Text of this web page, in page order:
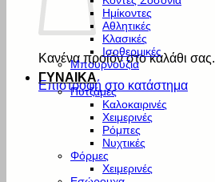
Κανένα προϊόν στο καλάθι σας.
Επιστροφή στο κατάστημα
Ημίκοντες
Αθλητικές
Κλασικές
Ισοθερμικές
Μπουρνούζια
ΓΥΝΑΙΚΑ
Πυτζάμες
Καλοκαιρινές
Χειμερινές
Ρόμπες
Νυχτικές
Φόρμες
Χειμερινές